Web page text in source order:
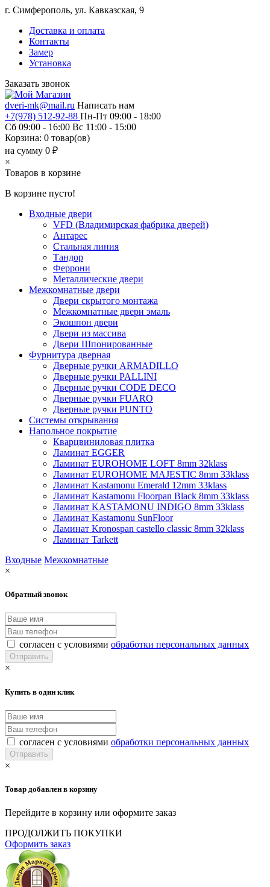
г. Симферополь, ул. Кавказская, 9
Доставка и оплата
Контакты
Замер
Установка
Заказать звонок
dveri-mk@mail.ru Написать нам
+7(978) 512-92-88 Пн-Пт 09:00 - 18:00
Сб 09:00 - 16:00 Вс 11:00 - 15:00
Корзина: 0 товар(ов)
на сумму 0 ₽
×
Товаров в корзине
В корзине пусто!
Входные двери
VFD (Владимирская фабрика дверей)
Антарес
Стальная линия
Тандор
Феррони
Металлические двери
Межкомнатные двери
Двери скрытого монтажа
Межкомнатные двери эмаль
Экошпон двери
Двери из массива
Двери Шпонированные
Фурнитура дверная
Дверные ручки ARMADILLO
Дверные ручки PALLINI
Дверные ручки CODE DECO
Дверные ручки FUARO
Дверные ручки PUNTO
Системы открывания
Напольное покрытие
Кварцвиниловая плитка
Ламинат EGGER
Ламинат EUROHOME LOFT 8mm 32klass
Ламинат EUROHOME MAJESTIC 8mm 33klass
Ламинат Kastamonu Emerald 12mm 33klass
Ламинат Kastamonu Floorpan Black 8mm 33klass
Ламинат KASTAMONU INDIGO 8mm 33klass
Ламинат Kastamonu SunFloor
Ламинат Kronospan castello classic 8mm 32klass
Ламинат Tarkett
Входные Межкомнатные
×
Обратный звонок
согласен с условиями обработки персональных данных
×
Купить в один клик
согласен с условиями обработки персональных данных
×
Товар добавлен в корзину
Перейдите в корзину или оформите заказ
ПРОДОЛЖИТЬ ПОКУПКИ
Оформить заказ